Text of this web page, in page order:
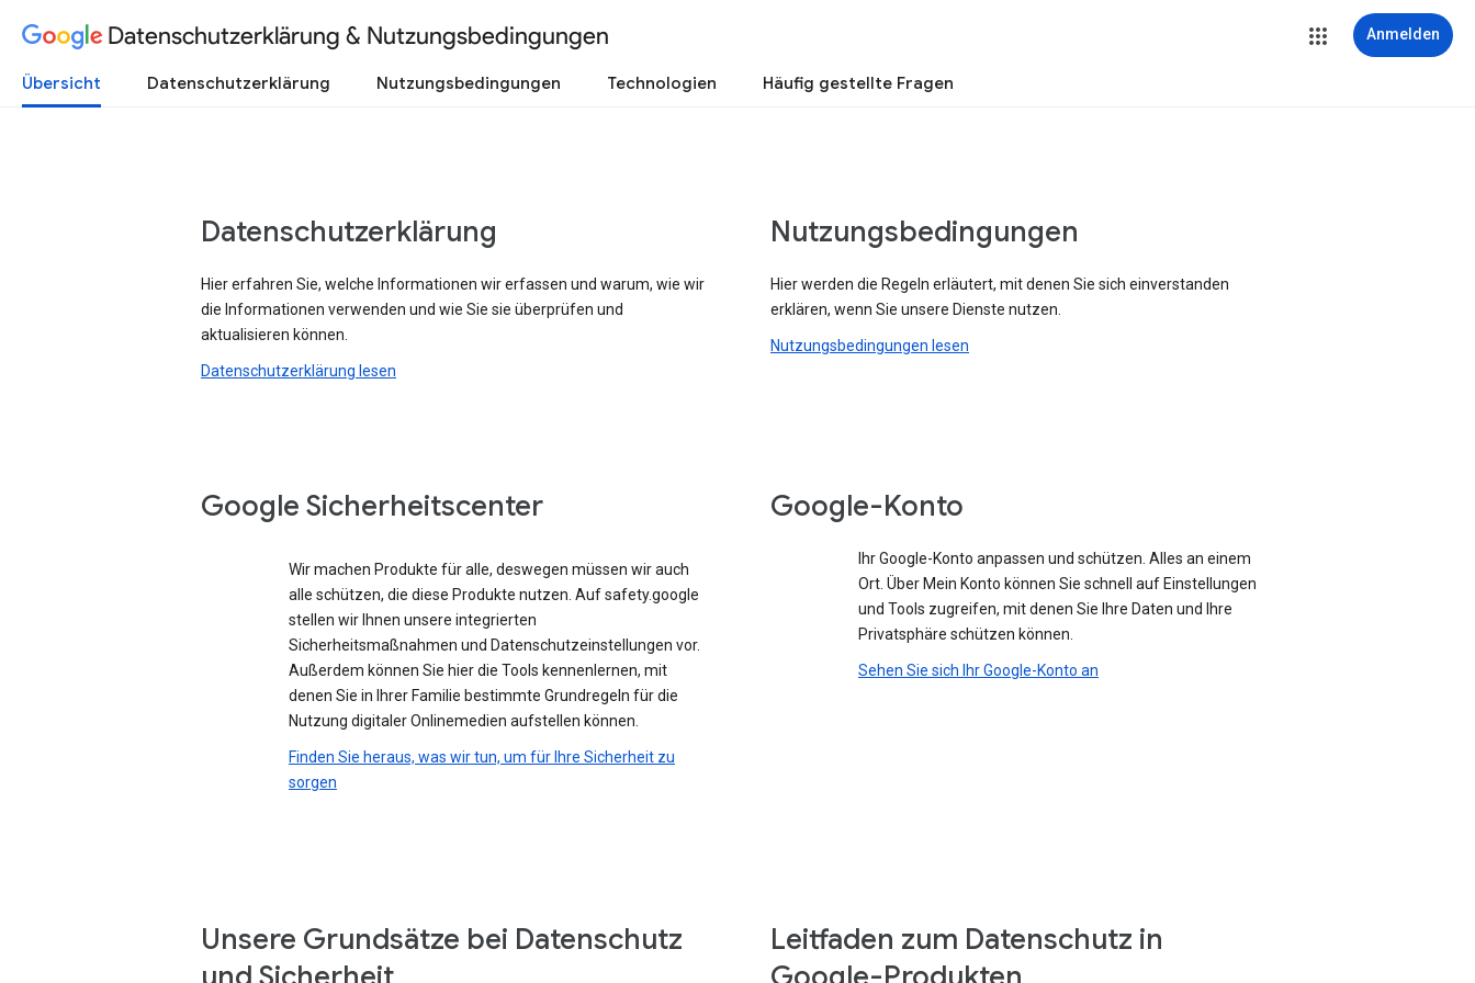
Datenschutzerklärung & Nutzungsbedingungen Anmelden
Übersicht Datenschutzerklärung Nutzungsbedingungen Technologien Häufig gestellte Fragen
Datenschutzerklärung
Hier erfahren Sie, welche Informationen wir erfassen und warum, wie wir
die Informationen verwenden und wie Sie sie überprüfen und
aktualisieren können.
Datenschutzerklärung lesen
Nutzungsbedingungen
Hier werden die Regeln erläutert, mit denen Sie sich einverstanden
erklären, wenn Sie unsere Dienste nutzen.
Nutzungsbedingungen lesen
Google Sicherheitscenter
Wir machen Produkte für alle, deswegen müssen wir auch
alle schützen, die diese Produkte nutzen. Auf safety.google
stellen wir Ihnen unsere integrierten
Sicherheitsmaßnahmen und Datenschutzeinstellungen vor.
Außerdem können Sie hier die Tools kennenlernen, mit
denen Sie in Ihrer Familie bestimmte Grundregeln für die
Nutzung digitaler Onlinemedien aufstellen können.
Finden Sie heraus, was wir tun, um für Ihre Sicherheit zu
sorgen
Google-Konto
Ihr Google-Konto anpassen und schützen. Alles an einem
Ort. Über Mein Konto können Sie schnell auf Einstellungen
und Tools zugreifen, mit denen Sie Ihre Daten und Ihre
Privatsphäre schützen können.
Sehen Sie sich Ihr Google-Konto an
Unsere Grundsätze bei Datenschutz
Leitfaden zum Datenschutz in